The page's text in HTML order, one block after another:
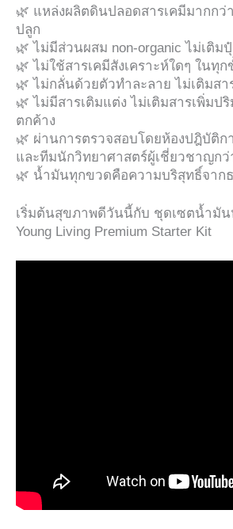
🌿 แหล่งผลิตดินปลอดสารเคมีมากกว่
ปลูก
🌿 ไม่มีส่วนผสม non-organic ไม่เติม
🌿 ไม่ใช้สารเคมีสังเคราะห์ใดๆ ในทุ
🌿 ไม่กลั่นด้วยตัวทำละลาย ไม่เติมสา
🌿 ไม่มีสารเติมแต่ง ไม่เติมสารเพิ่มป
ตกค้าง
🌿 ผ่านการตรวจสอบโดยห้องปฎิบัติก
และทีมนักวิทยาศาสตร์ผู้เชี่ยวชาญกว่
🌿 น้ำมันทุกขวดคือความบริสุทธิ์จาก
เริ่มต้นสุขภาพดีวันนี้กับ ชุดเซตน้ำมัน
Young Living Premium Starter Kit